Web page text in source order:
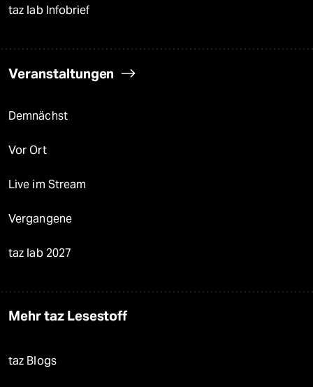
taz lab Infobrief
Veranstaltungen
Demnächst
Vor Ort
Live im Stream
Vergangene
taz lab 2027
Mehr taz Lesestoff
taz Blogs